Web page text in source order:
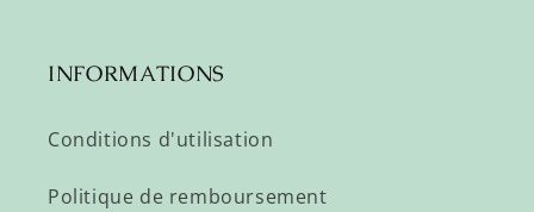
INFORMATIONS
Conditions d'utilisation
Politique de remboursement